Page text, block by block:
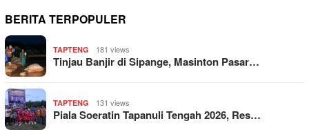
BERITA TERPOPULER
TAPTENG 181 views
Tinjau Banjir di Sipange, Masinton Pasar…
TAPTENG 131 views
Piala Soeratin Tapanuli Tengah 2026, Res…